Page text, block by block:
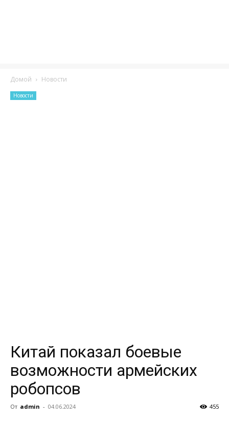
Домой Новости
Новости
Китай показал боевые
возможности армейских
робопсов
От admin - 04.06.2024 455